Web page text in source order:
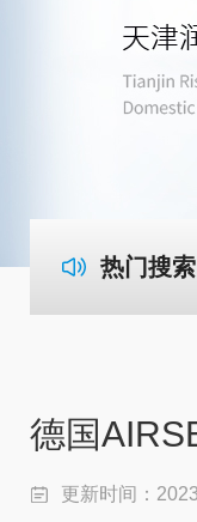
热门搜索
德国
更新时间：